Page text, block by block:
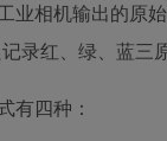
业相机输出的原
录红、绿、蓝三
有四种：